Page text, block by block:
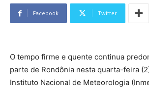
Facebook Twitter
O tempo firme e quente continua
parte de Rondônia nesta quarta-feira
Instituto Nacional de Meteorologia